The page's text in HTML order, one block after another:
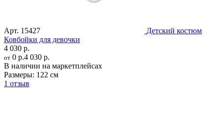
Арт. 15427
Детский костюм
Ковбойки для девочки
4 030 р.
от 0 р.4 030 р.
В наличии на маркетплейсах
Размеры: 122 см
1 отзыв